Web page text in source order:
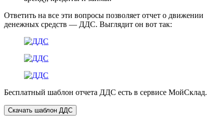
Ответить на все эти вопросы позволяет отчет о движении
денежных средств — ДДС. Выглядит он вот так:
Бесплатный шаблон отчета ДДС есть в сервисе МойСклад.
Скачать шаблон ДДС